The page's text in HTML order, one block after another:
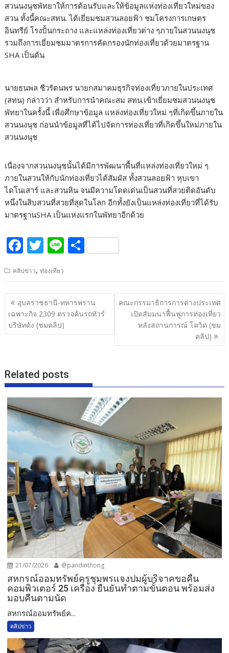
สวนนงนุชพัทยาให้การต้อนรับและให้ข้อมูลแห่งท่องเที่ยวใหม่ของ
สวน ทั้งนี้คณะสทน. ได้เยี่ยมชมสวนลอยฟ้า ชมโครงการเกษตร
อินทรีย์ โรงปั้นกระถาง และแหล่งท่องเที่ยวต่าง ๆภายในสวนนงนุช
รวมถึงการเยี่ยมชมมาตรการคัดกรองนักท่องเที่ยวด้วยมาตรฐาน
SHA เป็นต้น
นายธนพล ชีวรัตนพร นายกสมาคมธุรกิจท่องเที่ยวภายในประเทศ
(สทน) กล่าวว่า สำหรับการนำคณะสม สทน.เข้าเยี่ยมชมสวนนงนุช
พัทยาในครั้งนี้ เพื่อศึกษาข้อมูล แหล่งท่องเที่ยวใหม่ ๆที่เกิดขึ้นภายใน
สวนนงนุช ก่อนนำข้อมูลที่ได้ไปจัดการท่องเที่ยวที่เกิดขึ้นใหม่ภายใน
สวนนงนุช
เนื่องจากสวนนงนุชนั้นได้มีการพัฒนาพื้นที่แหล่งท่องเที่ยวใหม่ ๆ
ภายในสวนให้กับนักท่องเที่ยวได้สัมผัส ทั้งสวนลอยฟ้า หุบเขา
ไดโนเสาร์ และสวนหิน จนมีความโดดเด่นเป็นสวนที่สวยติดอันดับ
หนึ่งในสิบสวนที่สวยที่สุดในโลก อีกทั้งยังเป็นแหล่งท่องเที่ยวที่ได้รับ
มาตรฐานSHA เป็นแห่งแรกในพัทยาอีกด้วย
F
e
b
o
o
T
w
itt
er
Li
e
S
ar
e
คลิปข่าว,ท่องเที่ยว
แนะแนว
เรื่อง
อุบลราชธานี-ทหารพราน
เฉพาะกิจ 2309 ตรวจค้นรถทัวร์
บริษัทดัง (ชมคลิป)
คณะกรรมาธิการการต่างประเทศ
เปิดสัมมนาฟื้นฟูการท่องเที่ยว
หลังสถานการณ์ โควิด (ชม
คลิป)
Related posts
21/07/2026 @pandinthong
สหกรณ์ออมทรัพย์ครูชุมพรแจงปมผู้บริจาคขอคืน
คอมพิวเตอร์ 25 เครื่อง ยืนยันทำตามขั้นตอน พร้อมส่ง
มอบคืนตามนัด
สหกรณ์ออมทรัพย์ค...
คลิปข่าว